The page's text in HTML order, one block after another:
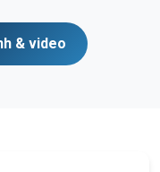
& video